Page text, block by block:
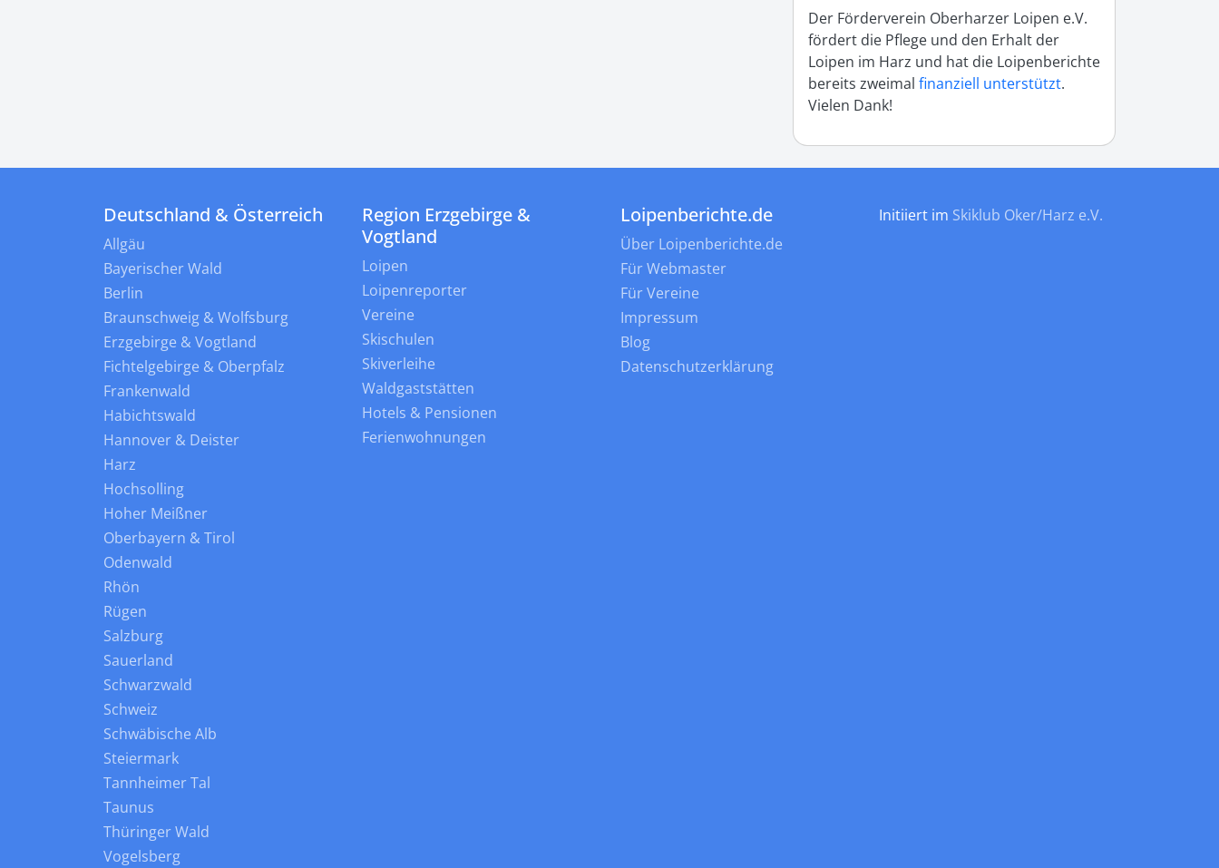
Der Förderverein Oberharzer Loipen e.V.
fördert die Pflege und den Erhalt der
Loipen im Harz und hat die Loipenberichte
bereits zweimal finanziell unterstützt.
Vielen Dank!
Deutschland & Österreich
Allgäu
Bayerischer Wald
Berlin
Braunschweig & Wolfsburg
Erzgebirge & Vogtland
Fichtelgebirge & Oberpfalz
Frankenwald
Habichtswald
Hannover & Deister
Harz
Hochsolling
Hoher Meißner
Oberbayern & Tirol
Odenwald
Rhön
Rügen
Salzburg
Sauerland
Schwarzwald
Schweiz
Schwäbische Alb
Steiermark
Tannheimer Tal
Taunus
Thüringer Wald
Vogelsberg
Region Erzgebirge &
Vogtland
Loipen
Loipenreporter
Vereine
Skischulen
Skiverleihe
Waldgaststätten
Hotels & Pensionen
Ferienwohnungen
Loipenberichte.de
Über Loipenberichte.de
Für Webmaster
Für Vereine
Impressum
Blog
Datenschutzerklärung
Initiiert im Skiklub Oker/Harz e.V.